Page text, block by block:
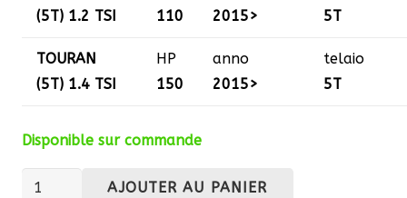
(5T) 1.2 TSI
110
2015>
5T
TOURAN
(5T) 1.4 TSI
HP
150
anno
2015>
telaio
5T
Disponible sur commande
quantité
AJOUTER AU PANIER